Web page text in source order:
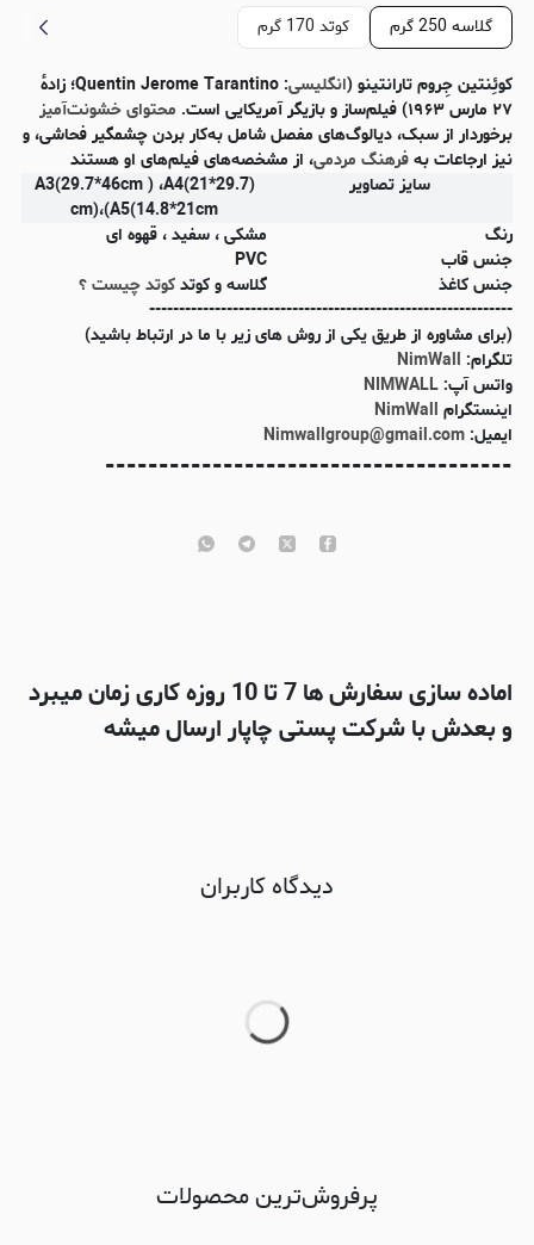
گلاسه 250 گرم کوتد 170 گرم
کوئِنتین جِروم تارانتینو(انگلیسی
: Quentin Jerome Tarantino؛ زادهٔ
۲۷ مارس ۱۹۶۳) فیلم‌ساز و بازیگر آمریکایی است.
محتوای خشونت‌آمیز
برخوردار از سبک، دیالوگ‌های مفصل شامل به‌کار بردن چشمگیر فحاشی، و
نیز ارجاعات بهفرهنگ مردمی، از مشخصه‌های فیلم‌های او هستند
سایز تصاویر
(A3(29.7*46cm ) ،A4(21*29.7
cm)،(A5(14.8*21cm
رنگ
مشکی ، سفید ، قهوه ای
جنس قاب
PVC
جنس کاغذ
گلاسه و کوتدکوتد چیست ؟
-------------------------------------------------------------
(برای مشاوره از طریق یکی از روش های زیر با ما در ارتباط باشید)
تلگرام: NimWall
واتس آپ: NIMWALL
اینستگرام NimWall
ایمیل: Nimwallgroup@gmail.com
--------------------------------------
اماده سازی سفارش ها 7 تا 10 روزه کاری زمان میبرد
و بعدش با شرکت پستی چاپار ارسال میشه
دیدگاه کاربران
پرفروش‌ترین محصولات